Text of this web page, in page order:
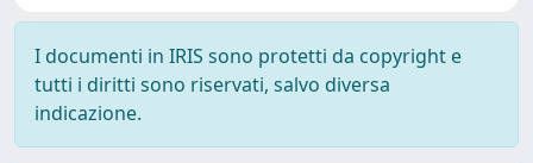
I documenti in IRIS sono protetti da copyright e
tutti i diritti sono riservati, salvo diversa
indicazione.